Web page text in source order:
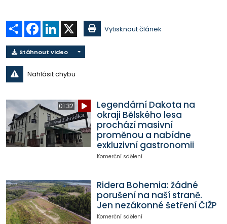
Sdílet Facebook
LinkedIn Vytisknout článek
Stáhnout video
Nahlásit chybu
01:32
Legendární Dakota na
okraji Bělského lesa
prochází masivní
proměnou a nabídne
exkluzivní gastronomii
Komerční sdělení
Ridera Bohemia: žádné
porušení na naší straně.
Jen nezákonné šetření ČIŽP
Komerční sdělení